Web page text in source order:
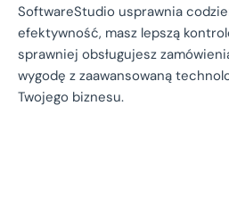
SoftwareStudio usprawnia
efektywność, masz lepszą
sprawniej obsługujesz
wygodę z zaawansowaną
Twojego biznesu.